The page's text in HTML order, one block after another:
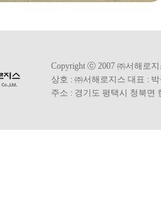
Copyright ⓒ 2007 ㈜서해로지
상호 : ㈜서해로지스 대표 :
주소 : 경기도 평택시 청북면